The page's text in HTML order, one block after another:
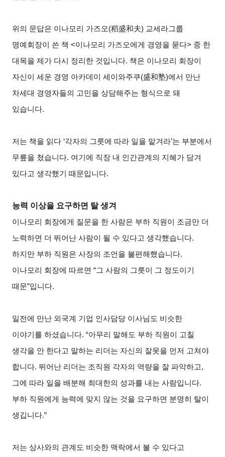
위의 문답은 이나모리 가즈오(稻盛和夫) 교세라그룹
명예회장이 쓴 책 <이나모리 가즈오에게 경영을 묻다> 중 한
대목을 제가 다시 정리한 것입니다. 책은 이나모리 회장이
자신이 세운 경영 아카데미 세이와주쿠(盛和塾)에서 만난
차세대 경영자들의 고민을 상담해주는 형식으로 돼
있습니다.
저는 책을 읽다 ‘각자의 그릇에 따라 일을 맡겨라’는 부분에서
무릎을 쳤습니다. 여기에 직장 내 인간관계의 지혜가 담겨
있다고 생각했기 때문입니다.
능력 이상을 요구하면 탈 생겨
이나모리 회장에게 질문을 한 사람은 부하 직원이 조금만 더
노력하면 더 뛰어난 사람이 될 수 있다고 생각했습니다.
하지만 부하 직원은 사장의 조언을 불편해했습니다.
이나모리 회장에 따르면 “그 사람의 그릇이 그 정도이기
때문”입니다.
일전에 만난 외국계 기업 인사담당 이사님도 비슷한
이야기를 하셨습니다. “아무리 말해도 부하 직원이 고칠
생각을 안 한다고 말하는 리더는 자신의 잘못을 먼저 고쳐야
합니다. 뛰어난 리더는 조직원 각자의 역량을 잘 파악하고,
그에 따라 일을 배분해 최대한의 성과를 내는 사람입니다.
부하 직원에게 능력에 맞지 않는 것을 요구하면 분명히 탈이
생깁니다.”
저는 상사와의 관계도 비슷한 맥락에서 볼 수 있다고